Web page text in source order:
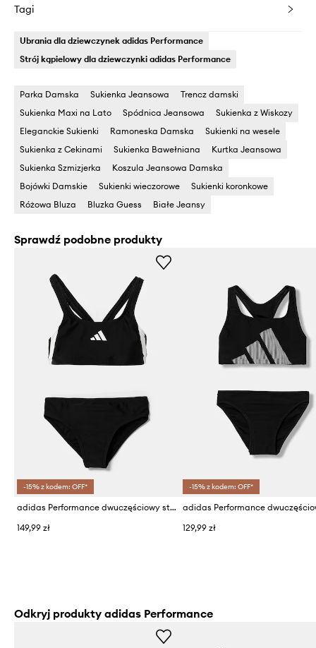
Tagi
Ubrania dla dziewczynek adidas Performance
Strój kąpielowy dla dziewczynki adidas Performance
Parka Damska Sukienka Jeansowa
Trencz damski
Sukienka Maxi na Lato
Spódnica Jeansowa
Sukienka z Wiskozy
Eleganckie Sukienki
Ramoneska Damska
Sukienki na wesele
Sukienka z Cekinami
Sukienka Bawełniana
Kurtka Jeansowa
Sukienka Szmizjerka
Koszula Jeansowa Damska
Bojówki Damskie
Sukienki wieczorowe
Sukienki koronkowe
Różowa Bluza
Bluzka Guess Białe Jeansy
Sprawdź podobne produkty
-15% z kodem: OFF*
adidas Performance dwuczęściowy strój kąpielowy dziecięcy
149,99 zł
-15% z kodem: OFF*
129,99 zł
Odkryj produkty adidas Performance